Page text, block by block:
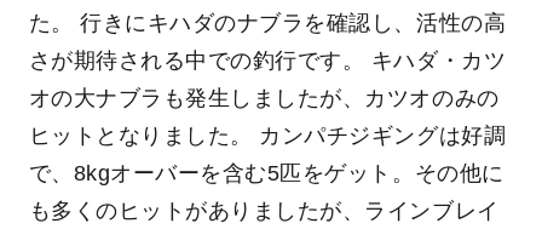
た。 行きにキハダのナブラを確認し、活性の高
さが期待される中での釣行です。 キハダ・カツ
オの大ナブラも発生しましたが、カツオのみの
ヒットとなりました。 カンパチジギングは好調
で、8kgオーバーを含む5匹をゲット。その他に
も多くのヒットがありましたが、ラインブレイ